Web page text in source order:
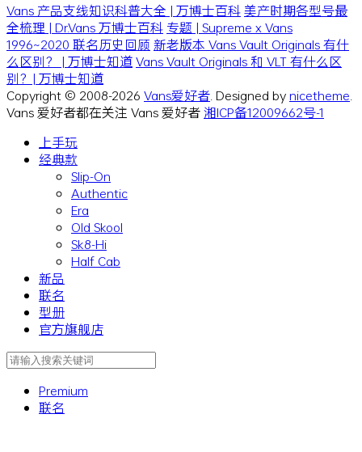
Vans 产品支线知识科普大全 | 万博士百科美产时期各型号最
全梳理 | Dr.Vans 万博士百科 专题 | Supreme x Vans
1996~2020 联名历史回顾 新老版本 Vans Vault Originals 有什
么区别？ | 万博士知道Vans Vault Originals 和 VLT 有什么区
别？| 万博士知道
Copyright © 2008-2026 Vans爱好者 . Designed bynicetheme
Vans 爱好者都在关注 Vans 爱好者湘ICP备12009662号-1
上手玩
经典款
Slip-On
Authentic
Era
Old Skool
Sk8-Hi
Half Cab
新品
联名
型册
官方旗舰店
Premium
联名